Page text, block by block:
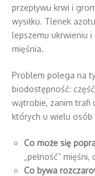
przepływu krwi i
wysiłku. Tlenek
lepszemu ukrwieniu
mięśnia.
Problem polega na
biodostępność:
wątrobie, zanim trafi
których u wielu osób
Co może się
„pełność”
Co bywa